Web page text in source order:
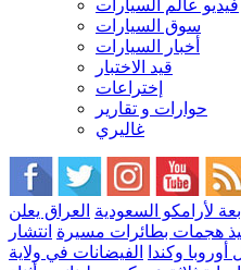
فيديو عالم السيارات
سوق السيارات
أخبار السيارات
قيد الاختبار
إختراعات
حوارات و تقارير
غاليري
لأرامكو السعودية العراق يعلن
هجمات بطائرات مسيرة انتشار
وكندا
الفيضانات في ولاية